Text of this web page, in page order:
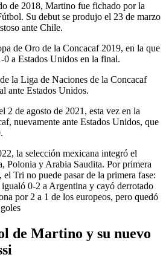
de 2018, Martino fue fichado por la
Su debut se produjo el 23 de marzo
ante Chile.
de Oro de la Concacaf 2019, en la que
0 a Estados Unidos en la final.
la Liga de Naciones de la Concacaf
ante Estados Unidos.
2 de agosto de 2021, esta vez en la
nuevamente ante Estados Unidos, que
la selección mexicana integró el
Polonia y Arabia Saudita. Por primera
Tri no puede pasar de la primera fase:
0-2 a Argentina y cayó derrotado
por 2 a 1 de los europeos, pero quedó
de Martino y su nuevo